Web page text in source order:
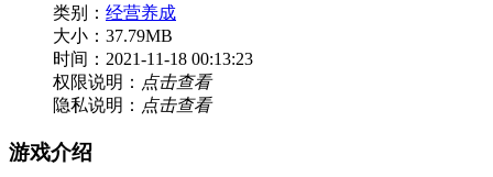
类别： 经营养成
大小：37.79MB
时间：2021-11-18 00:13:23
权限说明： 点击查看
隐私说明： 点击查看
游戏介绍